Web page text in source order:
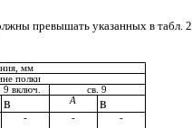
превышать указанных в табл. 2.
мм
полки
9 включ.
св. 9
в А в
- -
-